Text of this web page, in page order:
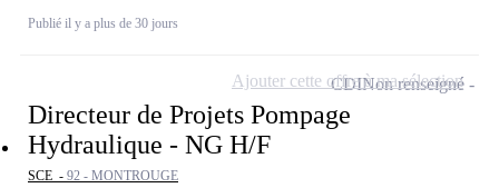
Publié il y a plus de 30 jours
Directeur de Projets Pompage
Hydraulique - NG H/F
SCE - 92 - MONTROUGE
CDINon renseigné
Ajouter cette offre à ma sélection